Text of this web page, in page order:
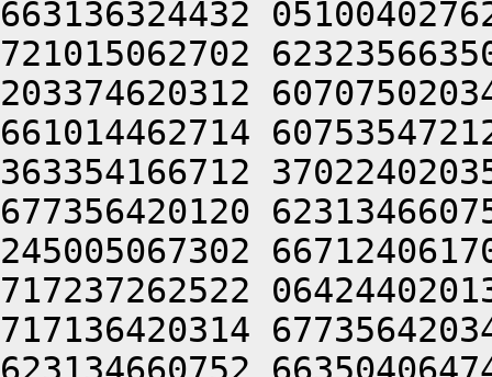
663136324432
721015062702
203374620312
661014462714
363354166712
677356420120
245005067302
717237262522
717136420314